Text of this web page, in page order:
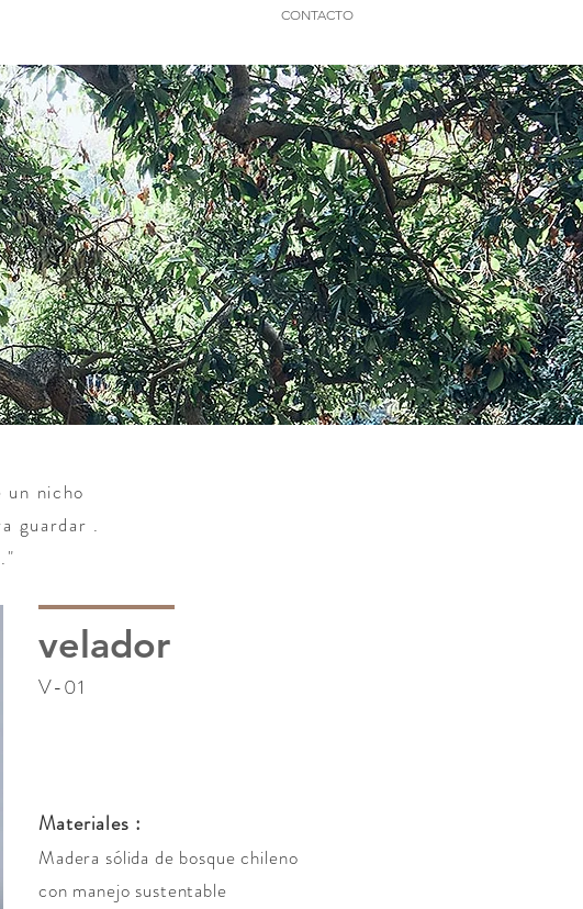
CONTACTO
un nicho
guardar .
velador
V-01
Materiales :
Madera sólida de bosque chileno
con manejo sustentable